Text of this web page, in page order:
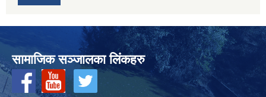
सामाजिक सञ्‍जालका लिंकहरु